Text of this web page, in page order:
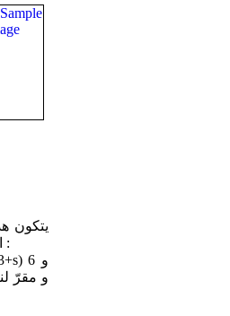
النوع الاقتصادي المتطور منها :